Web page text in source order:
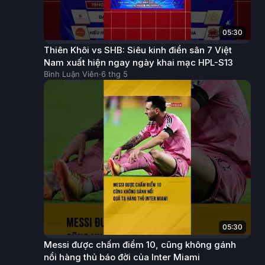
05:30
Thiên Khôi vs SHB: Siêu kinh điển sân 7 Việt
Nam xuất hiện ngay ngày khai mạc HPL-S13
Bình Luận Viên·6 thg 5
05:30
Messi được chấm điểm 10, cũng không gánh
nổi hàng thủ báo đời của Inter Miami